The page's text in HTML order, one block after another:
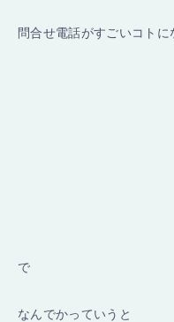
問合せ電話がすごいコトに
で
なんでかっていうと